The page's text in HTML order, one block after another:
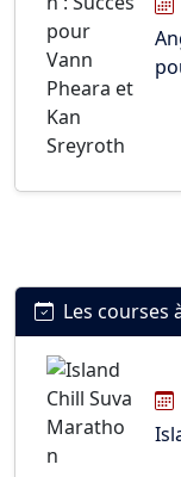
Les courses